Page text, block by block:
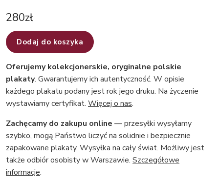
280zł
Dodaj do koszyka
Oferujemy kolekcjonerskie, oryginalne polskie
plakaty. Gwarantujemy ich autentyczność. W opisie
każdego plakatu podany jest rok jego druku. Na życzenie
wystawiamy certyfikat. Więcej o nas.
Zachęcamy do zakupu online — przesyłki wysyłamy
szybko, mogą Państwo liczyć na solidnie i bezpiecznie
zapakowane plakaty. Wysyłka na cały świat. Możliwy jest
także odbiór osobisty w Warszawie. Szczegółowe
informacje.